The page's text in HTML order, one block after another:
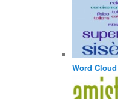
Word Cloud